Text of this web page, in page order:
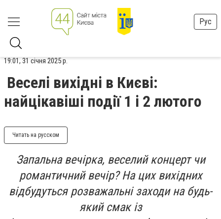
Рус
19:01, 31 січня 2025 р.
Веселі вихідні в Києві:
найцікавіші події 1 і 2 лютого
Читать на русском
Запальна вечірка, веселийконцерт чи
романтичний вечір? На цих вихідних
відбудуться розважальні заходи на будь-
який смак із